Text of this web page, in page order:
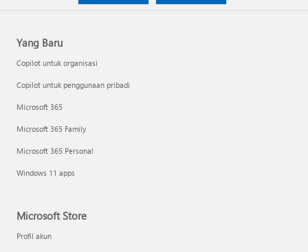
Yang Baru
Copilot untuk organisasi
Copilot untuk penggunaan pribadi
Microsoft 365
Microsoft 365 Family
Microsoft 365 Personal
Windows 11 apps
Microsoft Store
Profil akun